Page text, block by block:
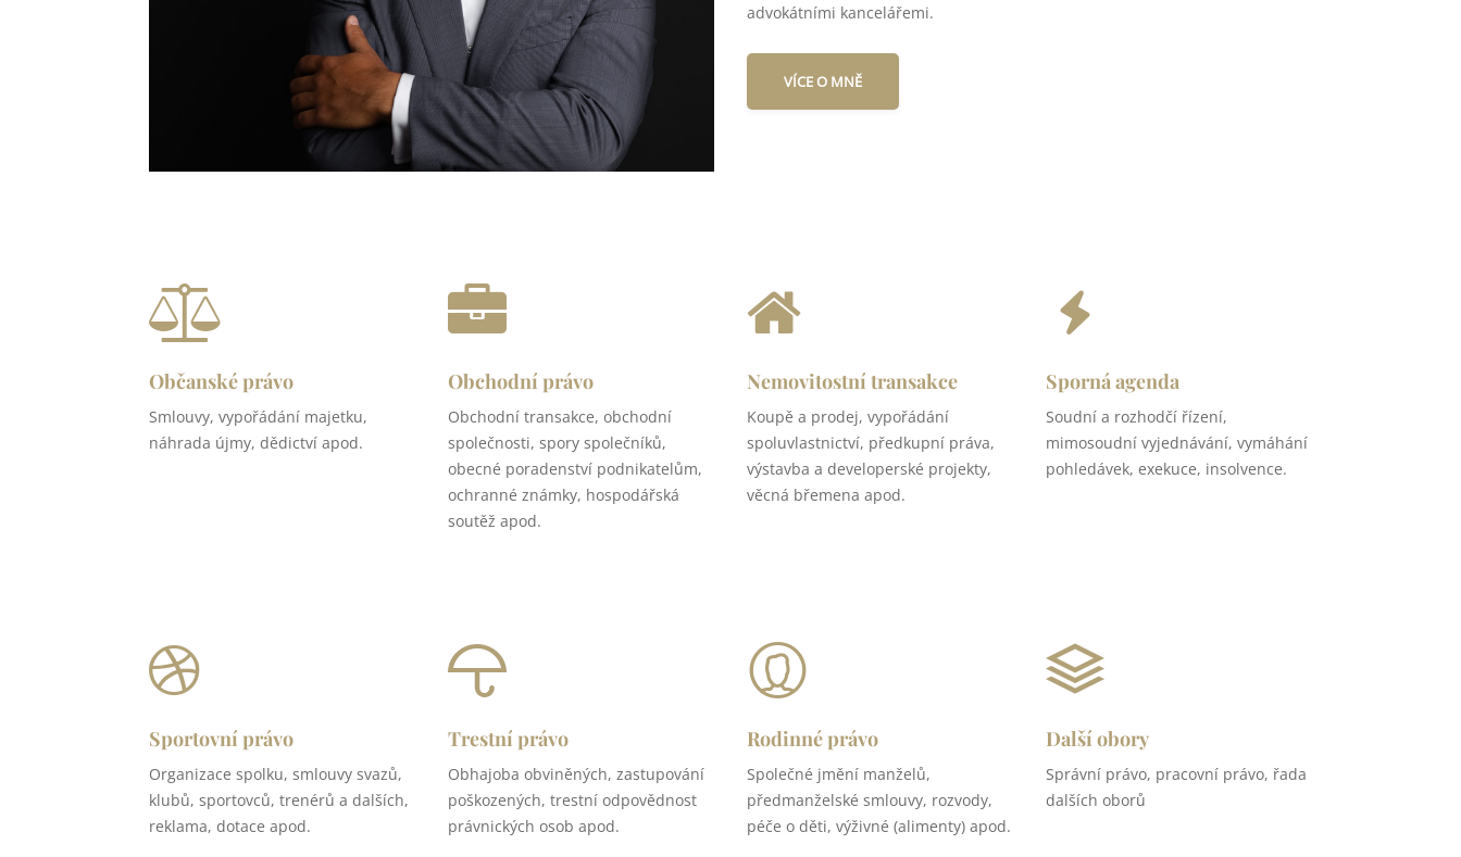
advokátními kancelářemi.
VÍCE O MNĚ
Občanské právo
Smlouvy, vypořádání majetku,
náhrada újmy, dědictví apod.
Obchodní právo
Obchodní transakce, obchodní
společnosti, spory společníků,
obecné poradenství podnikatelům,
ochranné známky, hospodářská
soutěž apod.
Nemovitostní transakce
Koupě a prodej, vypořádání
spoluvlastnictví, předkupní práva,
výstavba a developerské projekty,
věcná břemena apod.
Sporná agenda
Soudní a rozhodčí řízení,
mimosoudní vyjednávání, vymáhání
pohledávek, exekuce, insolvence.
Sportovní právo
Organizace spolku, smlouvy svazů,
klubů, sportovců, trenérů a dalších,
reklama, dotace apod.
Trestní právo
Obhajoba obviněných, zastupování
poškozených, trestní odpovědnost
právnických osob apod.
Rodinné právo
Společné jmění manželů,
předmanželské smlouvy, rozvody,
péče o děti, výživné (alimenty) apod.
Další obory
Správní právo, pracovní právo, řada
dalších oborů